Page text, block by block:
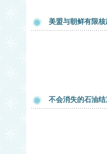
美盟与朝鲜有限
不会消失的石油